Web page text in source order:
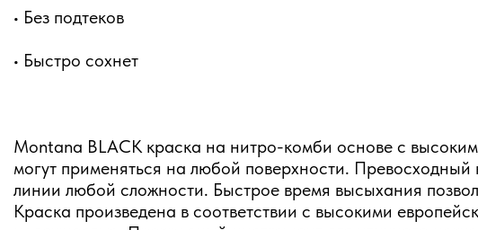
• Без подтеков
• Быстро сохнет
Montana BLACK краска на нитро-комби основе с
могут применяться на любой поверхности. Превосходный
линии любой сложности. Быстрое время высыхания
Краска произведена в соответствии с высокими